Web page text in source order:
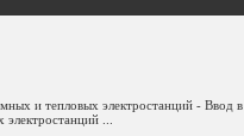
и тепловых электростанций - Ввод в
...